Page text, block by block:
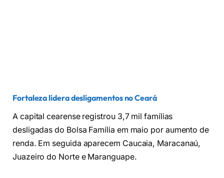
Fortaleza lidera desligamentos no Ceará
A capital cearense registrou 3,7 mil famílias
desligadas do Bolsa Família em maio por aumento de
renda. Em seguida aparecem Caucaia, Maracanaú,
Juazeiro do Norte e Maranguape.